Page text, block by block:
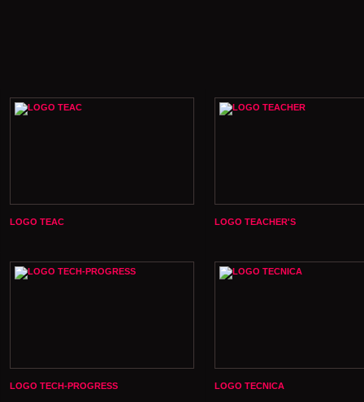
LOGO TEAC LOGO TEACHER'S
LOGO TECH-PROGRESS LOGO TECNICA